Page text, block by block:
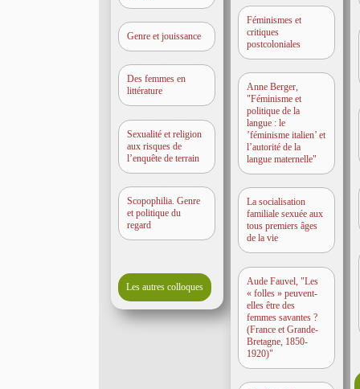
Genre et jouissance
Des femmes en
littérature
Sexualité et religion
aux risques de
l’enquête de terrain
Scopophilia. Genre
et politique du
regard
Les autres colloques
Féminismes et
critiques
postcoloniales
Anne Berger,
"Féminisme et
politique de la
langue : le
’féminisme italien’ et
l’autorité de la
langue maternelle"
La socialisation
familiale sexuée aux
tous premiers âges
de la vie
Aude Fauvel, "Les
« folles » peuvent-
elles être des
femmes savantes ?
(France et Grande-
Bretagne, 1850-
1920)"